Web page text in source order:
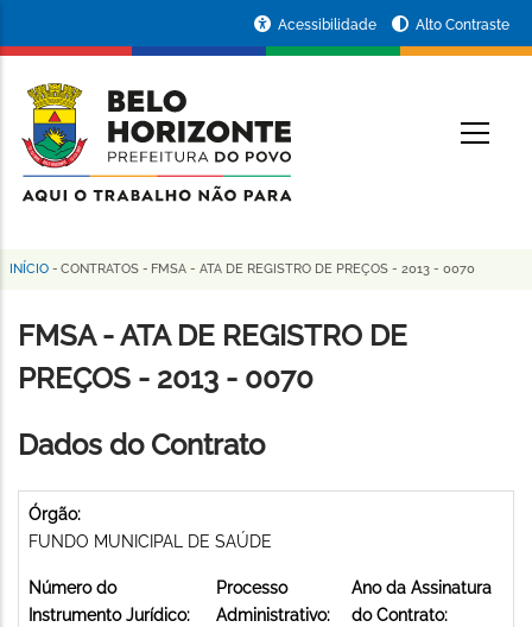
conteúdo
principal
da
Prefeitura
de
Horizonte
Acessibilidade Alto Contraste
Trilha
de
navegação
INÍCIO - CONTRATOS - FMSA - ATA DE REGISTRO DE PREÇOS - 2013 - 0070
FMSA - ATA DE REGISTRO DE
PREÇOS - 2013 - 0070
Dados do Contrato
Órgão:
FUNDO MUNICIPAL DE SAÚDE
Número do
Instrumento Jurídico:
Processo
Administrativo:
Ano da Assinatura
do Contrato: